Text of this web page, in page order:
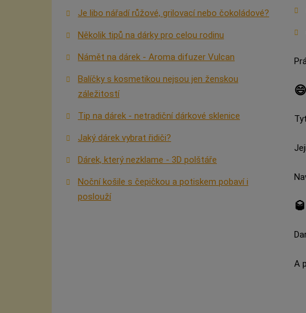
Je libo nářadí růžové, grilovací nebo čokoládové?
Několik tipů na dárky pro celou rodinu
Námět na dárek - Aroma difuzer Vulcan
Balíčky s kosmetikou nejsou jen ženskou
záležitostí
Tip na dárek - netradiční dárkové sklenice
Jaký dárek vybrat řidiči?
Dárek, který nezklame - 3D polštáře
Noční košile s čepičkou a potiskem pobaví i
poslouží
A